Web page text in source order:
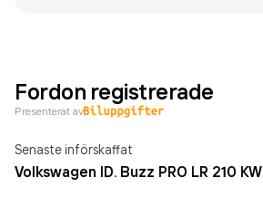
Fordon registrerade
Presenterat av
Senaste införskaffat
Volkswagen ID. Buzz PRO LR 210 KW